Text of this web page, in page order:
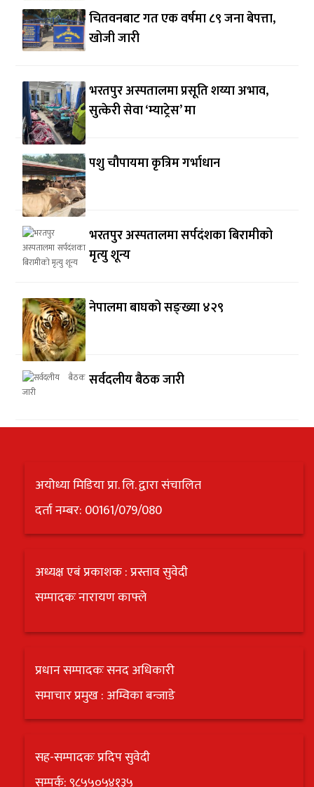
चितवनबाट गत एक वर्षमा ८९ जना बेपत्ता,
खोजी जारी
भरतपुर अस्पतालमा प्रसूति शय्या अभाव,
सुत्केरी सेवा ‘म्याट्रेस’ मा
पशु चौपायमा कृत्रिम गर्भाधान
भरतपुर अस्पतालमा सर्पदंशका बिरामीको
मृत्यु शून्य
नेपालमा बाघको सङ्ख्या ४२९
सर्वदलीय बैठक जारी
अयोध्या मिडिया प्रा. लि. द्वारा संचालित
दर्ता नम्बर: 00161/079/080
अध्यक्ष एबं प्रकाशक : प्रस्ताव सुवेदी
सम्पादकः नारायण काफ्ले
प्रधान सम्पादकः सनद अधिकारी
समाचार प्रमुख : अम्विका बन्जाडे
सह-सम्पादकः प्रदिप सुवेदी
सम्पर्क: ९८५५०५४१३५